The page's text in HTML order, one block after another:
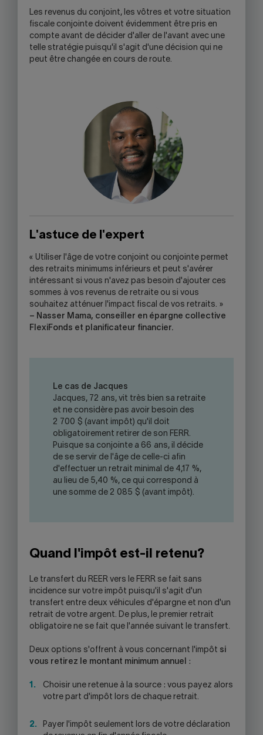
Les revenus du conjoint, les vôtres et votre situation
fiscale conjointe doivent évidemment être pris en
compte avant de décider d'aller de l'avant avec une
telle stratégie puisqu'il s'agit d'une décision qui ne
peut être changée en cours de route.
L'astuce de l'expert
« Utiliser l'âge de votre conjoint ou conjointe permet
des retraits minimums inférieurs et peut s'avérer
intéressant si vous n'avez pas besoin d'ajouter ces
sommes à vos revenus de retraite ou si vous
souhaitez atténuer l'impact fiscal de vos retraits. »
– Nasser Mama, conseiller en épargne collective
FlexiFonds et planificateur financier.
Le cas de Jacques
Jacques, 72 ans, vit très bien sa retraite
et ne considère pas avoir besoin des
2 700 $ (avant impôt) qu'il doit
obligatoirement retirer de son FERR.
Puisque sa conjointe a 66 ans, il décide
de se servir de l'âge de celle-ci afin
d'effectuer un retrait minimal de 4,17 %,
au lieu de 5,40 %, ce qui correspond à
une somme de 2 085 $ (avant impôt).
Quand l'impôt est-il retenu?
Le transfert du REER vers le FERR se fait sans
incidence sur votre impôt puisqu'il s'agit d'un
transfert entre deux véhicules d'épargne et non d'un
retrait de votre argent. De plus, le premier retrait
obligatoire ne se fait que l'année suivant le transfert.
Deux options s'offrent à vous concernant l'impôt si
vous retirez le montant minimum annuel
:
Choisir une retenue à la source : vous payez alors
votre part d'impôt lors de chaque retrait.
Payer l'impôt seulement lors de votre déclaration